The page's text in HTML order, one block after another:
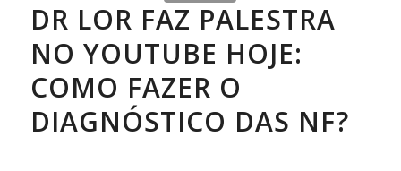
DR LOR FAZ PALESTRA
NO YOUTUBE HOJE:
COMO FAZER O
DIAGNÓSTICO DAS NF?